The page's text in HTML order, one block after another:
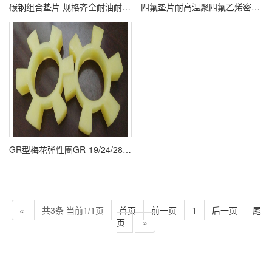
碳钢组合垫片 规格齐全耐油耐磨 现货发售 四氟垫片耐高温聚四氟乙烯密封圈PTFE塑料王铁氟龙法兰垫加工定制
GR型梅花弹性圈GR-19/24/28/38/42/48/55/65/75联轴器弹性缓冲垫
« 共3条 当前1/1页 首页 前一页 1 后一页
尾
页
»